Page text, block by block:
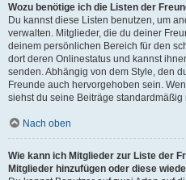
Wozu benötige ich die Listen der
Du kannst diese Listen benutzen, um
verwalten. Mitglieder, die du deiner
deinem persönlichen Bereich für den
dort deren Onlinestatus und kannst
senden. Abhängig von dem Style, den
Freunde auch hervorgehoben sein.
siehst du seine Beiträge standardmäßig
Nach oben
Wie kann ich Mitglieder zur Liste der
Mitglieder hinzufügen oder diese